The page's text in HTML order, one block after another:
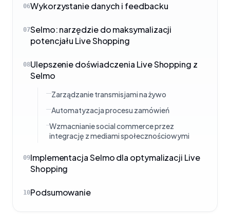
06Wykorzystanie danych i feedbacku
07Selmo: narzędzie do maksymalizacji
potencjału Live Shopping
08Ulepszenie doświadczenia Live Shopping z
Selmo
Zarządzanie transmisjami na żywo
Automatyzacja procesu zamówień
Wzmacnianie social commerce przez
integrację z mediami społecznościowymi
09Implementacja Selmo dla optymalizacji Live
Shopping
10Podsumowanie